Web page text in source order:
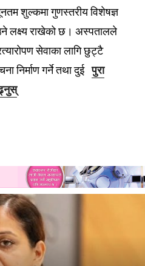
शुल्कमा गुणस्तरीय विशेषज्ञ
लक्ष्य राखेको छ। अस्पतालले
सेवाका लागि छुट्टै
निर्माण गर्ने तथा दुईपुरा